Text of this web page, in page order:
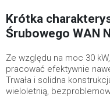
Krótka
Śrubowego WAN
Ze względu na moc 30
pracować efektywnie
Trwała i solidna
wieloletnią,